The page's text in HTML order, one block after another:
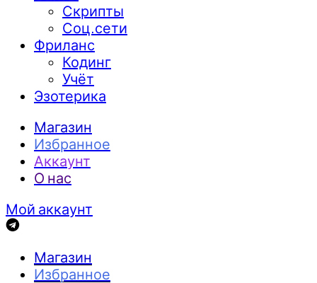
Скрипты
Соц.сети
Фриланс
Кодинг
Учёт
Эзотерика
Магазин
Избранное
Аккаунт
О нас
Мой аккаунт
Магазин
Избранное